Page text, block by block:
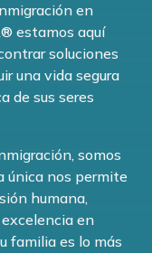
en
estamos aquí
soluciones
una vida segura
de sus seres
somos
única nos permite
humana,
en
familia es lo más